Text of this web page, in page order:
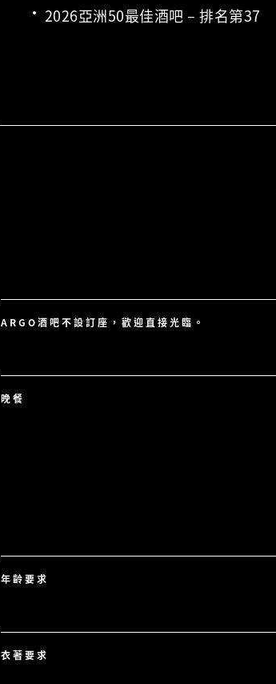
2026亞洲50最佳酒吧 – 排名第37
ARGO酒吧不設訂座，歡迎直接光臨。
晚餐
年齡要求
衣著要求